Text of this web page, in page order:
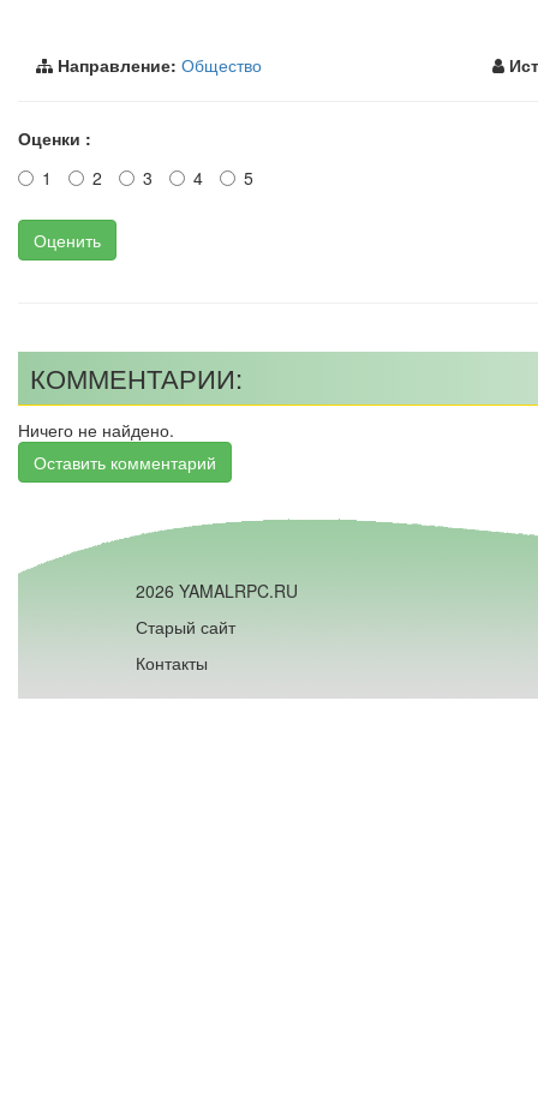
Направление: Общество
Оценки :
1
2 3 4 5
Оценить
КОММЕНТАРИИ:
Ничего не найдено.
Оставить комментарий
2026 YAMALRPC.RU
Старый сайт
Контакты